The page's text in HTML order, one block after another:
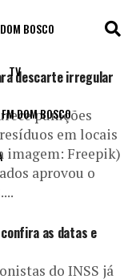
BOSCO
TV
DOM BOSCO
descarte irregular
punições
em locais
imagem: Freepik)
aprovou o
as datas e
do INSS já